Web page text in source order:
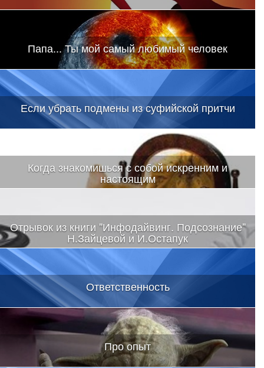
Папа... Ты мой самый любимый человек
Если убрать подмены из суфийской притчи
Когда знакомишься с собой искренним и
настоящим
Отрывок из книги "Инфодайвинг. Подсознание"
Н.Зайцевой и И.Остапук
Ответственность
Про опыт